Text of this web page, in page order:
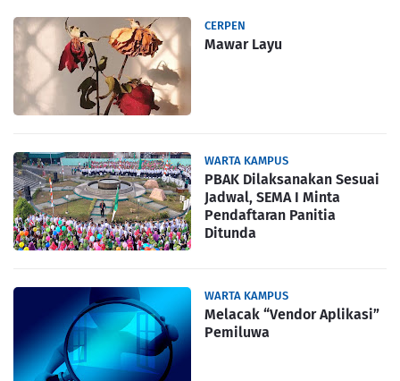
CERPEN
Mawar Layu
WARTA KAMPUS
PBAK Dilaksanakan Sesuai
Jadwal, SEMA I Minta
Pendaftaran Panitia
Ditunda
WARTA KAMPUS
Melacak “Vendor Aplikasi”
Pemiluwa